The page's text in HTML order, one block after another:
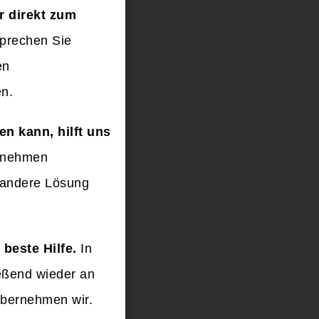
direkt zum
Sie
kann, hilft uns
Lösung
Hilfe. In
wieder an
wir.